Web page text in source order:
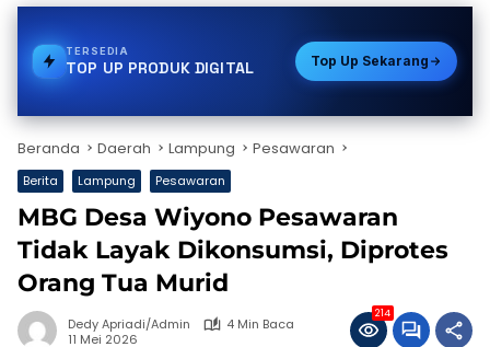
TERSEDIA
TOP UP PRODUK DIGITAL Top Up Sekarang
Beranda Daerah Lampung Pesawaran
Berita Lampung Pesawaran
MBG Desa Wiyono Pesawaran
Tidak Layak Dikonsumsi, Diprotes
Orang Tua Murid
Dedy Apriadi/Admin
4 Min Baca
11 Mei 2026
214